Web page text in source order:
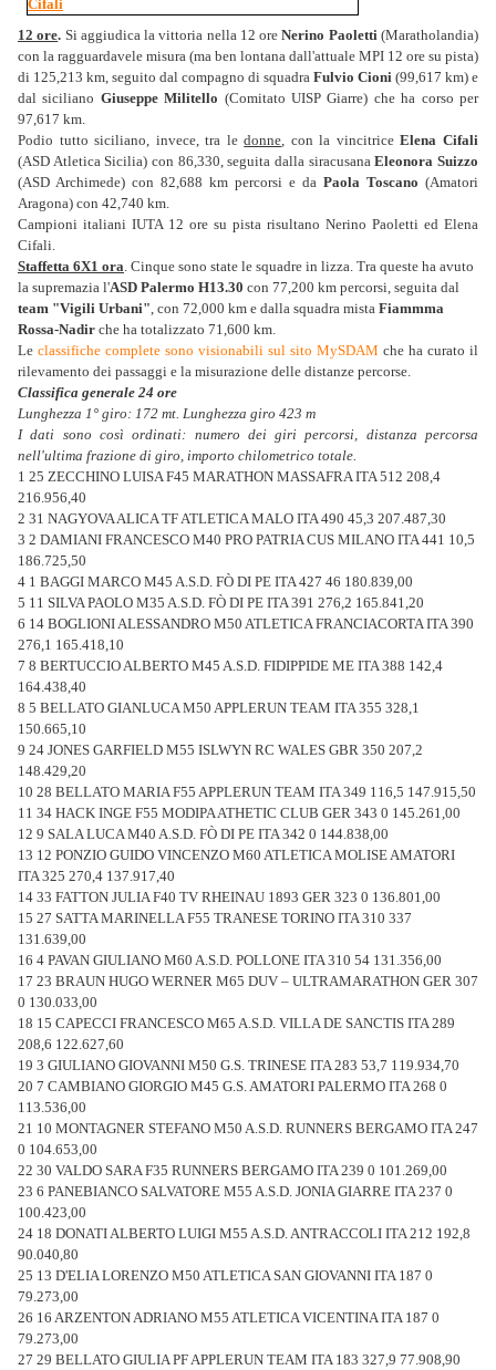
12 ore. Si aggiudica la vittoria nella 12 oreNerino Paoletti(Maratholandia)
con la ragguardavele misura (ma ben lontana dall'attuale MPI 12 ore su pista)
di 125,213 km, seguito dal compagno di squadra Fulvio Cioni (99,617 km) e
dal siciliano Giuseppe Militello (Comitato UISP Giarre) che ha corso per
97,617 km.
Podio tutto siciliano, invece, tra ledonne, con la vincitriceElena Cifali
(ASD Atletica Sicilia) con 86,330, seguita dalla siracusanaEleonora Suizzo
(ASD Archimede) con 82,688 km percorsi e da Paola Toscano (Amatori
Aragona) con 42,740 km.
Campioni italiani IUTA 12 ore su pista risultano Nerino Paoletti ed Elena
Cifali.
Staffetta 6X1 ora. Cinque sono state le squadre in lizza. Tra queste ha avuto
la supremazia l'ASD Palermo H13.30 con 77,200 km percorsi, seguita dal
team "Vigili Urbani", con 72,000 km e dalla squadra mista Fiammma
Rossa-Nadir che ha totalizzato 71,600 km.
Le classifiche complete sono visionabili sul sito MySDAM che ha curato il
rilevamento dei passaggi e la misurazione delle distanze percorse.
Classifica generale 24 ore
Lunghezza 1° giro: 172 mt. Lunghezza giro 423 m
I dati sono così ordinati: numero dei giri percorsi, distanza percorsa
nell'ultima frazione di giro, importo chilometrico totale.
1 25 ZECCHINO LUISA F45 MARATHON MASSAFRA ITA 512 208,4
216.956,40
2 31 NAGYOVA ALICA TF ATLETICA MALO ITA 490 45,3 207.487,30
3 2 DAMIANI FRANCESCO M40 PRO PATRIA CUS MILANO ITA 441 10,5
186.725,50
4 1 BAGGI MARCO M45 A.S.D. FÒ DI PE ITA 427 46 180.839,00
5 11 SILVA PAOLO M35 A.S.D. FÒ DI PE ITA 391 276,2 165.841,20
6 14 BOGLIONI ALESSANDRO M50 ATLETICA FRANCIACORTA ITA 390
276,1 165.418,10
7 8 BERTUCCIO ALBERTO M45 A.S.D. FIDIPPIDE ME ITA 388 142,4
164.438,40
8 5 BELLATO GIANLUCA M50 APPLERUN TEAM ITA 355 328,1
150.665,10
9 24 JONES GARFIELD M55 ISLWYN RC WALES GBR 350 207,2
148.429,20
10 28 BELLATO MARIA F55 APPLERUN TEAM ITA 349 116,5 147.915,50
11 34 HACK INGE F55 MODIPA ATHETIC CLUB GER 343 0 145.261,00
12 9 SALA LUCA M40 A.S.D. FÒ DI PE ITA 342 0 144.838,00
13 12 PONZIO GUIDO VINCENZO M60 ATLETICA MOLISE AMATORI
ITA 325 270,4 137.917,40
14 33 FATTON JULIA F40 TV RHEINAU 1893 GER 323 0 136.801,00
15 27 SATTA MARINELLA F55 TRANESE TORINO ITA 310 337
131.639,00
16 4 PAVAN GIULIANO M60 A.S.D. POLLONE ITA 310 54 131.356,00
17 23 BRAUN HUGO WERNER M65 DUV – ULTRAMARATHON GER 307
0 130.033,00
18 15 CAPECCI FRANCESCO M65 A.S.D. VILLA DE SANCTIS ITA 289
208,6 122.627,60
19 3 GIULIANO GIOVANNI M50 G.S. TRINESE ITA 283 53,7 119.934,70
20 7 CAMBIANO GIORGIO M45 G.S. AMATORI PALERMO ITA 268 0
113.536,00
21 10 MONTAGNER STEFANO M50 A.S.D. RUNNERS BERGAMO ITA 247
0 104.653,00
22 30 VALDO SARA F35 RUNNERS BERGAMO ITA 239 0 101.269,00
23 6 PANEBIANCO SALVATORE M55 A.S.D. JONIA GIARRE ITA 237 0
100.423,00
24 18 DONATI ALBERTO LUIGI M55 A.S.D. ANTRACCOLI ITA 212 192,8
90.040,80
25 13 D'ELIA LORENZO M50 ATLETICA SAN GIOVANNI ITA 187 0
79.273,00
26 16 ARZENTON ADRIANO M55 ATLETICA VICENTINA ITA 187 0
79.273,00
27 29 BELLATO GIULIA PF APPLERUN TEAM ITA 183 327,9 77.908,90